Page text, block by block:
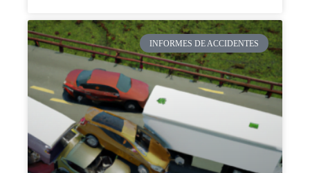
INFORMES DE ACCIDENTES